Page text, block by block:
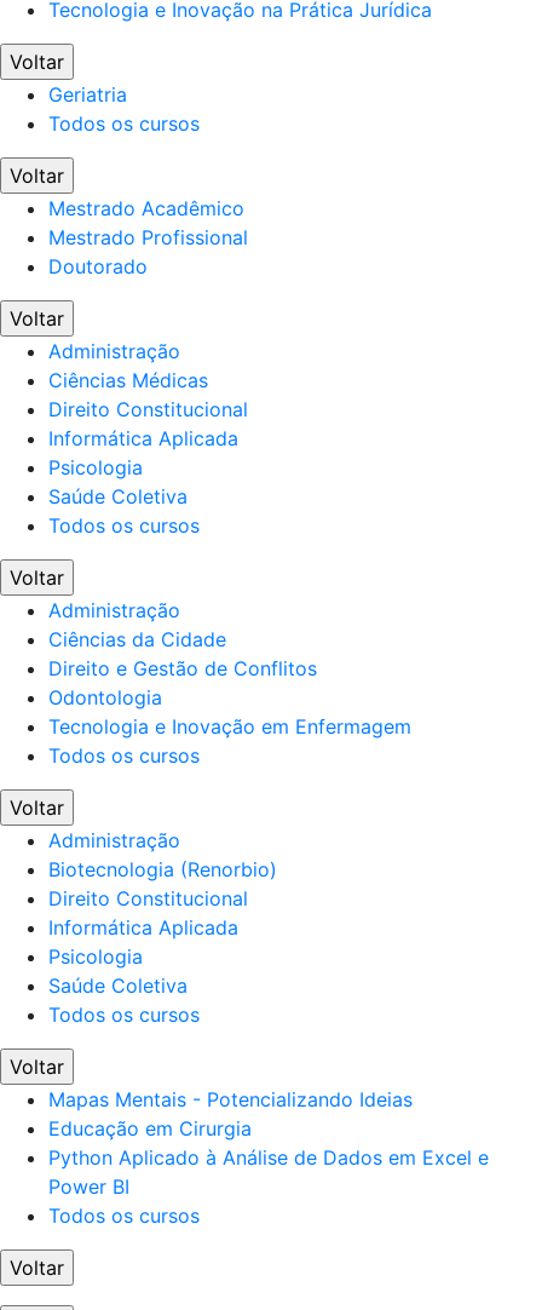
Tecnologia e Inovação na Prática Jurídica
Voltar
Geriatria
Todos os cursos
Voltar
Mestrado Acadêmico
Mestrado Profissional
Doutorado
Voltar
Administração
Ciências Médicas
Direito Constitucional
Informática Aplicada
Psicologia
Saúde Coletiva
Todos os cursos
Voltar
Administração
Ciências da Cidade
Direito e Gestão de Conflitos
Odontologia
Tecnologia e Inovação em Enfermagem
Todos os cursos
Voltar
Administração
Biotecnologia (Renorbio)
Direito Constitucional
Informática Aplicada
Psicologia
Saúde Coletiva
Todos os cursos
Voltar
Mapas Mentais - Potencializando Ideias
Educação em Cirurgia
Python Aplicado à Análise de Dados em Excel e
Power BI
Todos os cursos
Voltar